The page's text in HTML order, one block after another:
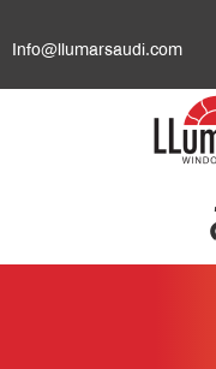
Info@llumarsaudi.com